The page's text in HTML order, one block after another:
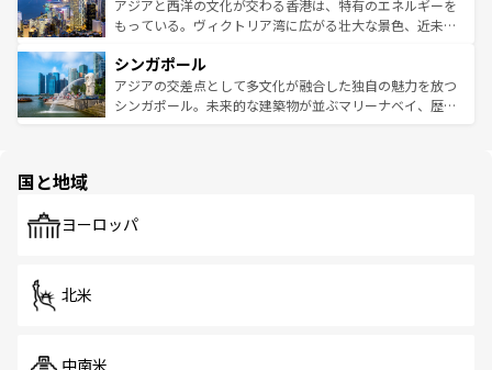
が旅行者を迎えてくれるので、きっと忘れられない旅にな
参照してほしい。
帯で自然と触れ合い、南部ではプーケットやクラビの美し
いビーチでリゾート気分を楽しむことができる。タイ料理
激する。気候は一年中温暖で、どの季節にも異なる楽しみ
が待っている。親しみやすいタイの人々、仏教を中心とし
た文化、そして多様な観光資源が、訪れる旅人を魅了し続
アジアと西洋の文化が交わる香港は、特有のエネルギーを
もっている。ヴィクトリア湾に広がる壮大な景色、近未来
み、どこを訪れても感動するはず。観光スポットが密集し
ており、効率よく見どころを回れるのも魅力。息をのむよ
うな絶景から文化的な体験まで、香港を存分に楽しみ尽く
シンガポール
アジアの交差点として多文化が融合した独自の魅力を放つ
シンガポール。未来的な建築物が並ぶマリーナベイ、歴史
で、ホーカーズは地元の風情を楽しめる外せないスポット
国と地域
ヨーロッパ
北米
中南米